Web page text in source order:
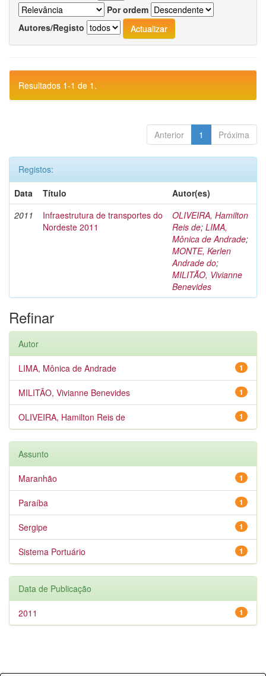
Por ordem
Autores/Registo
Resultados 1-1 de 1.
Anterior 1 Próxima
Registos:
Data
Título
Autor(es)
2011
Infraestrutura de transportes do
Nordeste 2011
OLIVEIRA, Hamilton
Reis de; LIMA,
Mônica de Andrade;
MONTE, Kerlen
Andrade do;
MILITÃO, Vivianne
Benevides
Refinar
Autor
1
LIMA, Mônica de Andrade
1
MILITÃO, Vivianne Benevides
1
OLIVEIRA, Hamilton Reis de
Assunto
1
Maranhão
1
Paraíba
1
Sergipe
1
Sistema Portuário
Data de Publicação
1
2011